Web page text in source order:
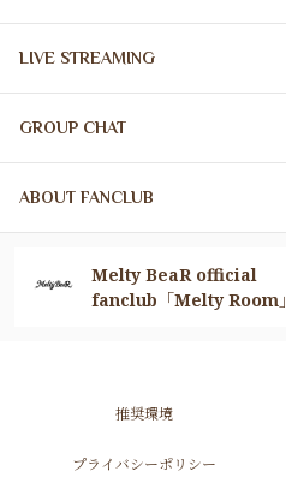
LIVE STREAMING
GROUP CHAT
ABOUT FANCLUB
Melty BeaR official
fanclub「Melty Room」
推奨環境
プライバシーポリシー